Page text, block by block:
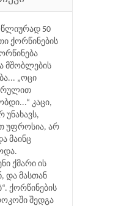
50
ქორწინების
მშობლების
„ოცი
კაცი,
უფროსია, არ
მაინც
ქმარი ის
და მასთან
ქორწინების
შედგა